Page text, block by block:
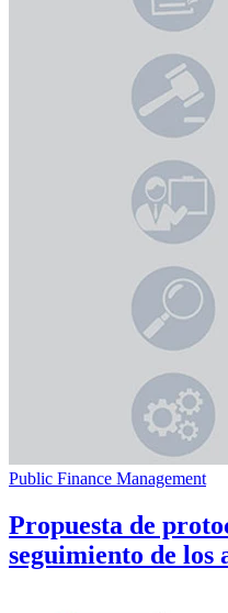
Public Finance Management
Propuesta de
seguimiento de los